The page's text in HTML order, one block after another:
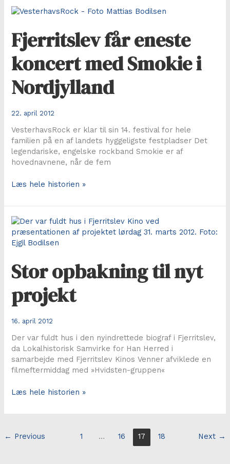
opgave
for
Fjerritslev får eneste
koncert med Smokie i
Nordjylland
22. april 2012
VesterhavsRock er klar til sin 14. festival for hele
familien på en af landets hyggeligste festpladser Det
legendariske, engelske rockband Smokie er af
hovednavnene, når de fem
Fjerritslev
eneste
koncert
med
Smokie
i
Læs hele historien »
Stor opbakning til nyt
projekt
16. april 2012
Der var fuldt hus i den nyindrettede biograf i Fjerritslev,
da Lokalhistorisk Samvirke for Han Herred i
samarbejde med Fjerritslev Kinos Venner afviklede en
filmeftermiddag med »Hvidsten-gruppen«
Stor
projekt
Læs hele historien »
← Previous 1 … 16 17 18 Next →